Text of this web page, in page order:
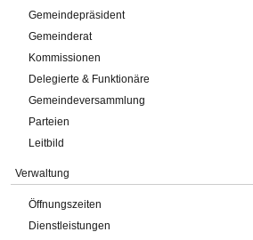
Gemeindepräsident
Gemeinderat
Kommissionen
Delegierte & Funktionäre
Gemeindeversammlung
Parteien
Leitbild
Verwaltung
Öffnungszeiten
Dienstleistungen